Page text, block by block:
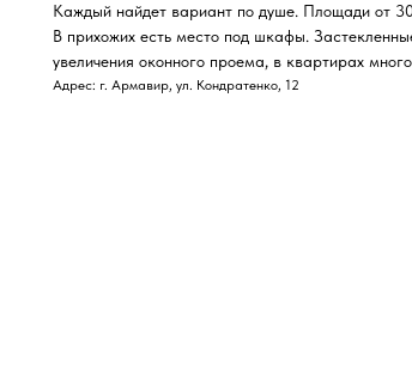
Каждый найдет вариант по душе. Площади от
В прихожих есть место под шкафы.
увеличения оконного проема, в квартирах
Адрес: г. Армавир, ул. Кондратенко, 12